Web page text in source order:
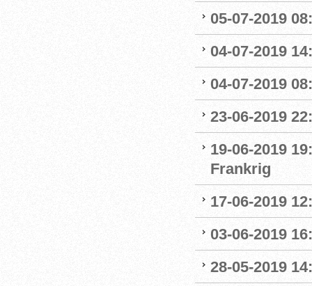
05-07-2019
04-07-2019
04-07-2019
23-06-2019
19-06-2019
Frankrig
17-06-2019
03-06-2019
28-05-2019